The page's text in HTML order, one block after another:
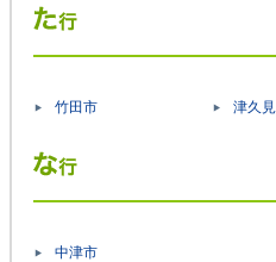
竹田市 津久
中津市